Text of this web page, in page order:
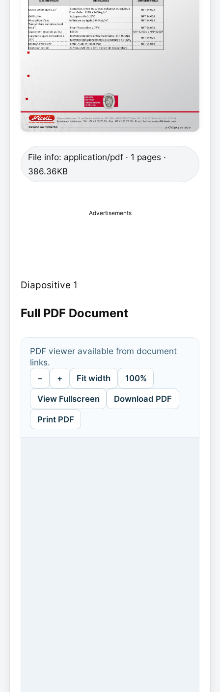
File info: application/pdf · 1 pages ·
386.36KB
Advertisements
Diapositive 1
Full PDF Document
PDF viewer available from document
links.
− + Fit width 100%
View Fullscreen Download PDF
Print PDF